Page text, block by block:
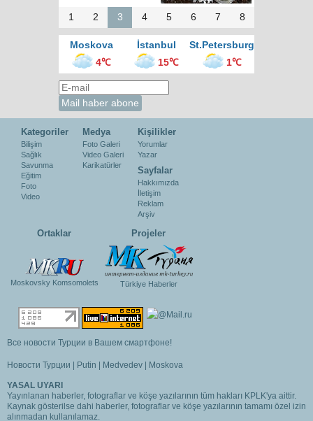
1 2 3 4 5 6 7 8
Moskova İstanbul
St.Petersburg
4℃
15℃ 1℃
Kategoriler
Bilişim
Sağlık
Savunma
Eğitim
Foto
Video
Medya
Foto Galeri
Video Galeri
Karikatürler
Kişilikler
Yorumlar
Yazar
Sayfalar
Hakkımızda
İletişim
Reklam
Arşiv
Ortaklar
Moskovsky Komsomolets
Projeler
Türkiye Haberler
Все новости Турции в Вашем смартфоне!
Новости Турции Putin Medvedev Moskova
YASAL UYARI
Yayınlanan haberler, fotograflar ve köşe yazılarının tüm hakları KPLK'ya aittir.
Kaynak gösterilse dahi haberler, fotograflar ve köşe yazılarının tamamı özel izin
alınmadan kullanılamaz.